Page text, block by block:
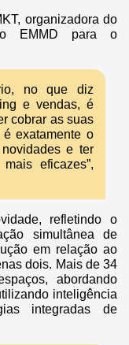
organizadora do
EMMD para o
no que diz
e vendas, é
cobrar as suas
exatamente o
e ter
eficazes”,
refletindo o
simultânea de
em relação ao
dois. Mais de 34
abordando
inteligência
integradas de